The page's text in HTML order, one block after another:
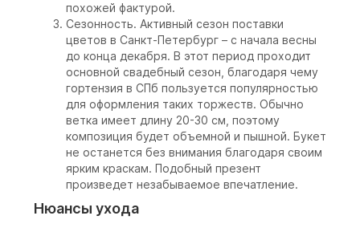
похожей фактурой.
Сезонность. Активный сезон поставки
цветов в Санкт-Петербург – с начала весны
до конца декабря. В этот период проходит
основной свадебный сезон, благодаря чему
гортензия в СПб пользуется популярностью
для оформления таких торжеств. Обычно
ветка имеет длину 20-30 см, поэтому
композиция будет объемной и пышной. Букет
не останется без внимания благодаря своим
ярким краскам. Подобный презент
произведет незабываемое впечатление.
Нюансы ухода